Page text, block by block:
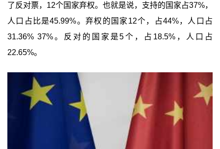
了反对票，12个国家弃权。也就是说，支持的国家占37%，
人口占比是45.99%。弃权的国家12个，占44%，人口占
31.36% 37%。反对的国家是5个，占18.5%，人口占
22.65%。